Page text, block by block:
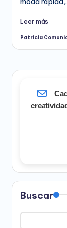
Leer más
Publicado
Patricia
Buscar